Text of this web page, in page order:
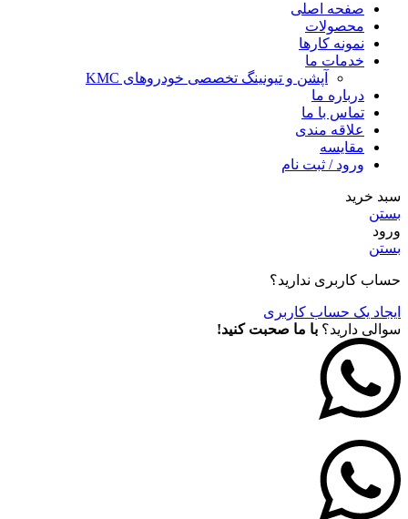
صفحه اصلی
محصولات
نمونه کارها
خدمات ما
آپشن و تیونینگ تخصصی خودروهای KMC
درباره ما
تماس با ما
علاقه مندی
مقايسه
ورود / ثبت نام
سبد خرید
بستن
ورود
بستن
حساب کاربری ندارید؟
ایجاد یک حساب کاربری
سوالی دارید؟ با ما صحبت کنید!